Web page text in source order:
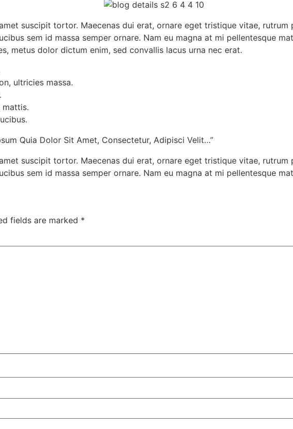
suscipit tortor. Maecenas dui erat, ornare eget tristique vitae, rutrum
sem id massa semper ornare. Nam eu magna at mi pellentesque
metus dolor dictum enim, sed convallis lacus urna nec erat.
ultricies massa.
mattis.
Quia Dolor Sit Amet, Consectetur, Adipisci Velit…”
suscipit tortor. Maecenas dui erat, ornare eget tristique vitae, rutrum
sem id massa semper ornare. Nam eu magna at mi pellentesque
fields are marked *